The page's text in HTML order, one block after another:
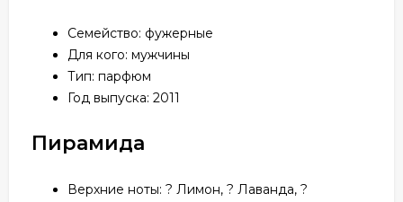
Семейство: фужерные
Для кого: мужчины
Тип: парфюм
Год выпуска: 2011
Пирамида
Верхние ноты: ? Лимон, ? Лаванда, ?